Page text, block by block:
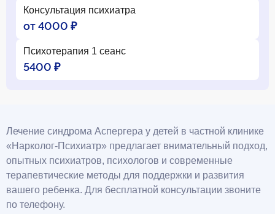
Консультация психиатра
от 4000 ₽
Психотерапия 1 сеанс
5400 ₽
Лечение синдрома Аспергера у детей в частной клинике
«Нарколог-Психиатр» предлагает внимательный подход,
опытных психиатров, психологов и современные
терапевтические методы для поддержки и развития
вашего ребенка. Для бесплатной консультации звоните
по телефону.